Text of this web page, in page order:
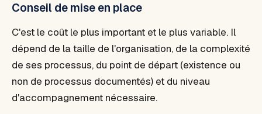
Conseil de mise en place
C'est le coût le plus important et le plus variable. Il
dépend de la taille de l'organisation, de la complexité
de ses processus, du point de départ (existence ou
non de processus documentés) et du niveau
d'accompagnement nécessaire.